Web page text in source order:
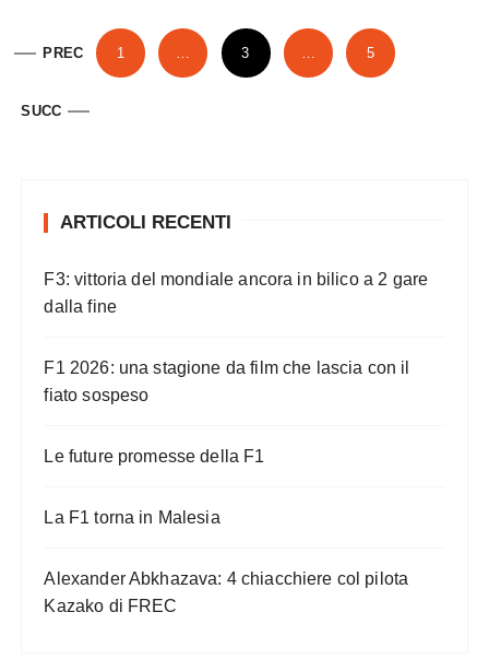
g
PREC 1 … 3 … 5
SUCC
ARTICOLI RECENTI
F3: vittoria del mondiale ancora in bilico a 2 gare
dalla fine
F1 2026: una stagione da film che lascia con il
fiato sospeso
Le future promesse della F1
La F1 torna in Malesia
Alexander Abkhazava: 4 chiacchiere col pilota
Kazako di FREC